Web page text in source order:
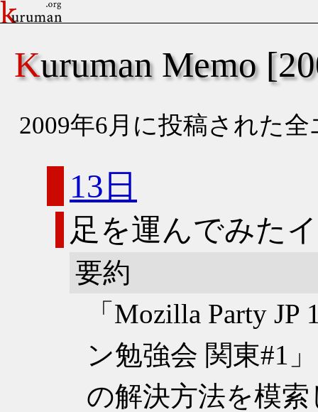
Kuruman Memo
2009年6月に投稿された
13日
足を運んでみた
要約
「Mozilla Party
ン勉強会 関東#1
の解決方法を模